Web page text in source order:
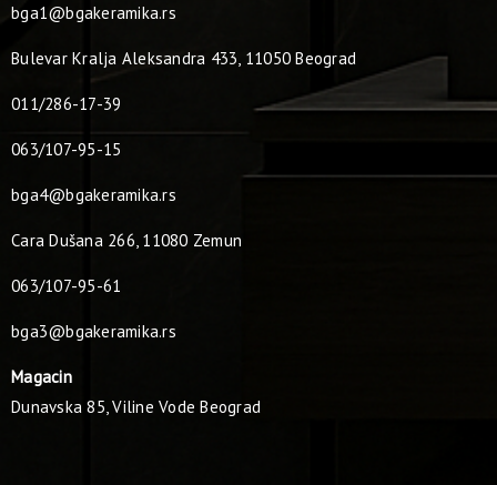
bga1@bgakeramika.rs
Bulevar Kralja Aleksandra 433, 11050 Beograd
011/286-17-39
063/107-95-15
bga4@bgakeramika.rs
Cara Dušana 266, 11080 Zemun
063/107-95-61
bga3@bgakeramika.rs
Magacin
Dunavska 85, Viline Vode Beograd